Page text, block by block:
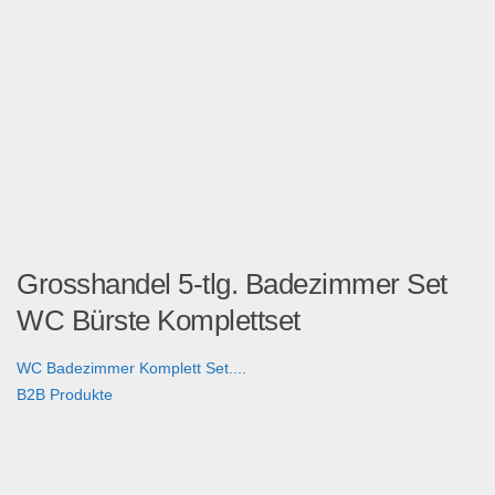
Grosshandel 5-tlg. Badezimmer Set
WC Bürste Komplettset
WC Badezimmer Komplett Set....
B2B Produkte